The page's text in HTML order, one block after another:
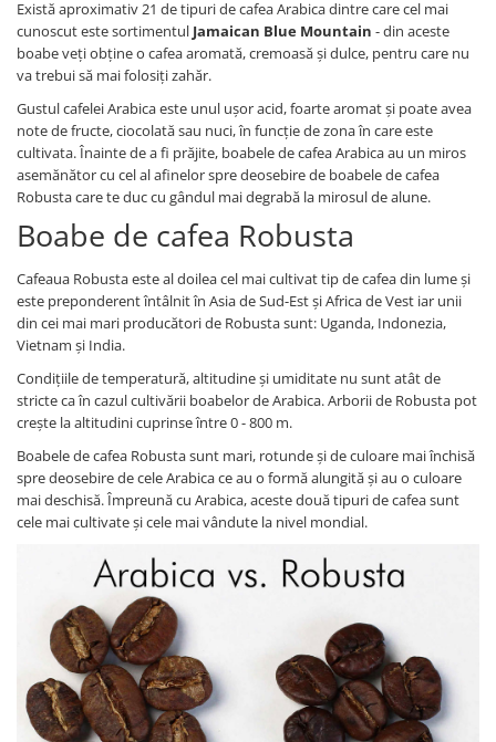
Există aproximativ 21 de tipuri de cafea Arabica dintre care cel mai
cunoscut este sortimentul Jamaican Blue Mountain - din aceste
boabe veți obține o cafea aromată, cremoasă și dulce, pentru care nu
va trebui să mai folosiți zahăr.
Gustul cafelei Arabica este unul ușor acid, foarte aromat și poate avea
note de fructe, ciocolată sau nuci, în funcție de zona în care este
cultivata. Înainte de a fi prăjite, boabele de cafea Arabica au un miros
asemănător cu cel al afinelor spre deosebire de boabele de cafea
Robusta care te duc cu gândul mai degrabă la mirosul de alune.
Boabe de cafea Robusta
Cafeaua Robusta este al doilea cel mai cultivat tip de cafea din lume și
este preponderent întâlnit în Asia de Sud-Est și Africa de Vest iar unii
din cei mai mari producători de Robusta sunt: Uganda, Indonezia,
Vietnam și India.
Condițiile de temperatură, altitudine și umiditate nu sunt atât de
stricte ca în cazul cultivării boabelor de Arabica. Arborii de Robusta pot
crește la altitudini cuprinse între 0 - 800 m.
Boabele de cafea Robusta sunt mari, rotunde și de culoare mai închisă
spre deosebire de cele Arabica ce au o formă alungită și au o culoare
mai deschisă. Împreună cu Arabica, aceste două tipuri de cafea sunt
cele mai cultivate și cele mai vândute la nivel mondial.